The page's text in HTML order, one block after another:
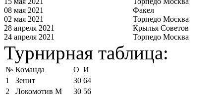
08 мая 2021
Факел
02 мая 2021
Торпедо Москва
28 апреля 2021
Крылья Советов
24 апреля 2021
Торпедо Москва
Турнирная таблица:
№ Команда О И
1
Зенит 30 64
2
Локомотив М 30 56